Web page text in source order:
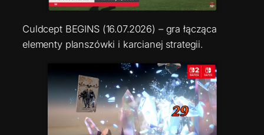
Culdcept BEGINS (16.07.2026) – gra łącząca
elementy planszówki i karcianej strategii.